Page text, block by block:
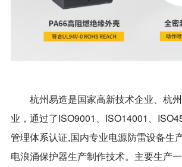
杭州易造是国家高新技术企业、杭州
业，通过了ISO9001、ISO14001、
管理体系认证,国内专业电源防雷设备生
电浪涌保护器生产制作技术。主要生产一